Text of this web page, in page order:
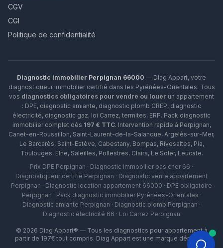
CGV
CGI
Politique de confidentialité
Diagnostic immobilier Perpignan 66000 — Diag Appart, votre
diagnostiqueur immobilier certifié dans les Pyrénées-Orientales. Tous
vos diagnostics obligatoires pour vendre ou louer un appartement
: DPE, diagnostic amiante, diagnostic plomb CREP, diagnostic
électricité, diagnostic gaz, loi Carrez, termites, ERP. Pack diagnostic
immobilier complet dès 197 € TTC. Intervention rapide à Perpignan,
Canet-en-Roussillon, Saint-Laurent-de-la-Salanque, Argelès-sur-Mer,
Le Barcarès, Saint-Estève, Cabestany, Bompas, Rivesaltes, Pia,
Toulouges, Elne, Saleilles, Pollestres, Claira, Le Soler, Leucate.
Prix DPE Perpignan · Diagnostic immobilier pas cher 66 ·
Diagnostiqueur certifié Perpignan · Diagnostic vente appartement
Perpignan · Diagnostic location appartement 66000 · DPE obligatoire
Perpignan · Pack diagnostic immobilier Pyrénées-Orientales ·
Diagnostic amiante Perpignan · Diagnostic plomb Perpignan ·
Diagnostic électricité 66 · Loi Carrez Perpignan
© 2026 Diag Appart® — Tous les diagnostics pour appartement à
partir de 197€ tout compris. Diag Appart est une marque déposée.